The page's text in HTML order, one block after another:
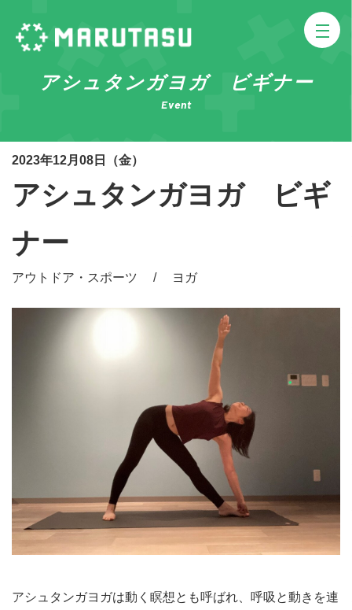
アシュタンガヨガ ビギナー
Event
2023年12月08日（金）
アシュタンガヨガ ビギ
ナー
アウトドア・スポーツ / ヨガ
アシュタンガヨガは動く瞑想とも呼ばれ、呼吸と動きを連